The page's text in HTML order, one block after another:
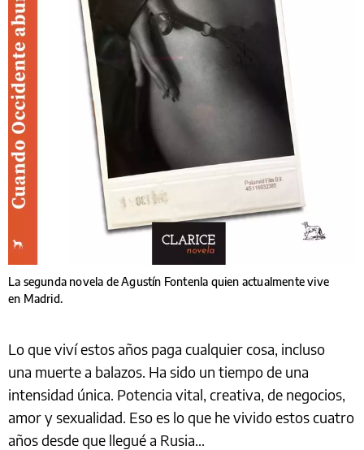
La segunda novela de Agustín Fontenla quien actualmente vive
en Madrid.
Lo que viví estos años paga cualquier cosa, incluso
una muerte a balazos. Ha sido un tiempo de una
intensidad única. Potencia vital, creativa, de negocios,
amor y sexualidad. Eso es lo que he vivido estos cuatro
años desde que llegué a Rusia…